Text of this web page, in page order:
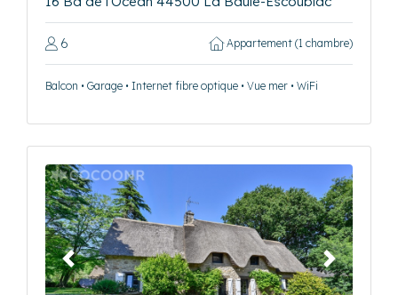
6 Appartement (1 chambre)
Balcon • Garage • Internet fibre optique • Vue mer • WiFi
Précédent Suivant